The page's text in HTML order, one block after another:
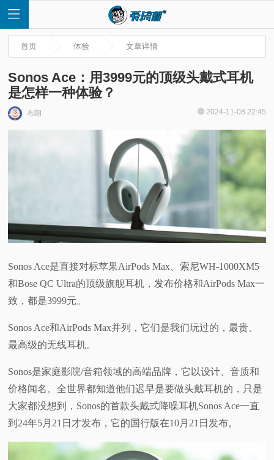
首
评
测
频
普
首页 体验 文章详情
Sonos Ace：用3999元的顶级头戴式耳机
是怎样一种体验？
布朗 2024-11-08 22:45
Sonos Ace是直接对标苹果AirPods Max、索尼WH-1000XM5
和Bose QC Ultra的顶级旗舰耳机，发布价格和AirPods Max一
致，都是3999元。
Sonos Ace和AirPods Max并列，它们是我们玩过的，最贵、
最高级的无线耳机。
Sonos是家庭影院/音箱领域的高端品牌，它以设计、音质和
价格闻名。全世界都知道他们迟早是要做头戴耳机的，只是
大家都没想到，Sonos的首款头戴式降噪耳机Sonos Ace一直
到24年5月21日才发布，它的国行版在10月21日发布。